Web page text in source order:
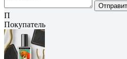
П
Покупатель